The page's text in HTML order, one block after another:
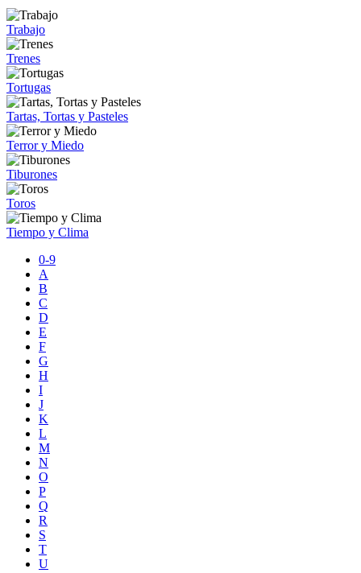
Trabajo
Trenes
Tortugas
Tartas, Tortas y Pasteles
Terror y Miedo
Tiburones
Toros
Tiempo y Clima
0-9
A
B
C
D
E
F
G
H
I
J
K
L
M
N
O
P
Q
R
S
T
U